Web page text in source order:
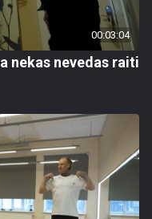
00:03:04
nekas nevedas raiti